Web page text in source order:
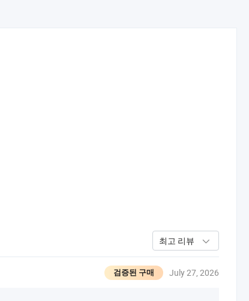
최고 리뷰
검증된 구매 July 27, 2026